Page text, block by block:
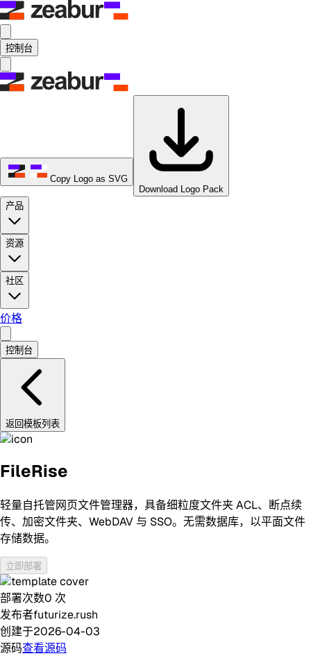
控制台
Copy Logo as SVG
Download Logo Pack
产品
资源
社区
价格
控制台
返回模板列表
FileRise
轻量自托管网页文件管理器，具备细粒度文件夹 ACL、断点续
传、加密文件夹、WebDAV 与 SSO。无需数据库，以平面文件
存储数据。
立即部署
部署次数0 次
发布者futurize.rush
创建于2026-04-03
源码查看源码